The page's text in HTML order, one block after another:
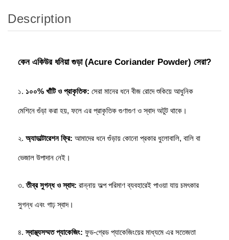
Description
কেন একিউর ধনিয়া গুড়া (Acure Coriander Powder) সেরা?
১. ১০০% খাঁটি ও প্রাকৃতিক: সেরা মানের ধনে বীজ রোদে শুকিয়ে আধুনিক
মেশিনে গুঁড়া করা হয়, ফলে এর প্রাকৃতিক গুণাগুণ ও স্বাদ অটুট থাকে।
২. অ্যাডাল্টারেশন ফ্রি: আমাদের ধনে গুঁড়ায় কোনো প্রকার ধুলোবালি, বালি বা
ভেজাল উপাদান নেই।
৩. তীব্র সুগন্ধ ও স্বাদ: রান্নায় অল্প পরিমাণ ব্যবহারেই পাওয়া যায় চমৎকার
সুগন্ধ এবং গাঢ় স্বাদ।
৪. স্বাস্থ্যসম্মত প্যাকেজিং: ফুড-গ্রেড প্যাকেজিংয়ের মাধ্যমে এর সতেজতা